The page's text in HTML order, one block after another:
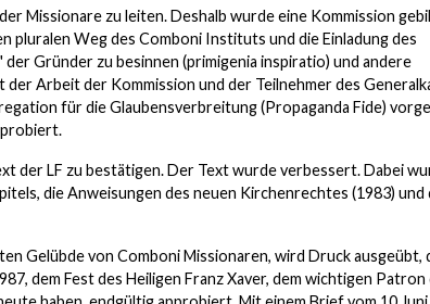
Missionare zu leiten. Deshalb wurde eine Kommission
pluralen Weg des Comboni Instituts und die Einladung des
der Gründer zu besinnen (primigenia inspiratio) und andere
Arbeit der Kommission und der Teilnehmer des
für die Glaubensverbreitung (Propaganda Fide)
der LF zu bestätigen. Der Text wurde verbessert. Dabei
die Anweisungen des neuen Kirchenrechtes (1983) und
Gelübde von Comboni Missionaren, wird Druck ausgeübt,
dem Fest des Heiligen Franz Xaver, dem wichtigen Patron